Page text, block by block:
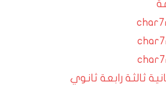
ثالثة رابعة ثانوي